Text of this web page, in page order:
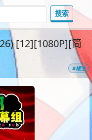
搜索
[12][1080P][简
#楼主